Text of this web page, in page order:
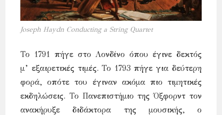
Joseph Haydn Conducting a String Quartet
Το 1791 πήγε στο Λονδίνο όπου έγινε δεκτός
μ’ εξαιρετικές τιμές. Το 1793 πήγε για δεύτερη
φορά, οπότε του έγιναν ακόμα πιο τιμητικές
εκδηλώσεις. Το Πανεπιστήμιο της Όξφορντ τον
ανακήρυξε διδάκτορα της μουσικής, ο